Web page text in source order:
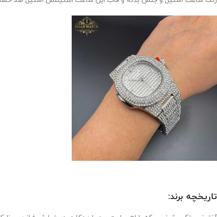
تاریخچه برند: